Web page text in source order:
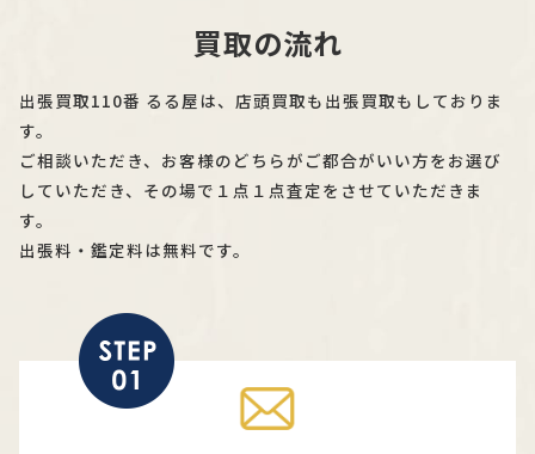
買取の流れ
出張買取110番 るる屋は、店頭買取も出張買取もしておりま
す。
ご相談いただき、お客様のどちらがご都合がいい方をお選び
していただき、その場で１点１点査定をさせていただきま
す。
出張料・鑑定料は無料です。